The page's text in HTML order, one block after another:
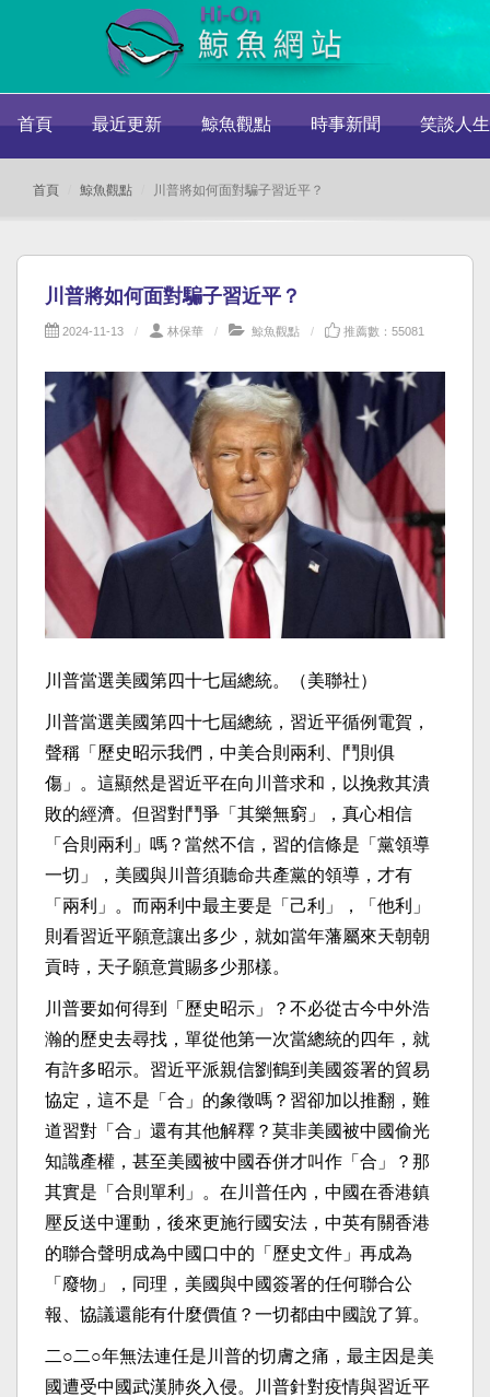
首頁 最近更新 鯨魚觀點 時事新聞 笑談人生
首頁 鯨魚觀點 川普將如何面對騙子習近平？
川普將如何面對騙子習近平？
2024-11-13 林保華 鯨魚觀點 推薦數：55081
川普當選美國第四十七屆總統。（美聯社）
川普當選美國第四十七屆總統，習近平循例電賀，
聲稱「歷史昭示我們，中美合則兩利、鬥則俱
傷」。這顯然是習近平在向川普求和，以挽救其潰
敗的經濟。但習對鬥爭「其樂無窮」，真心相信
「合則兩利」嗎？當然不信，習的信條是「黨領導
一切」，美國與川普須聽命共產黨的領導，才有
「兩利」。而兩利中最主要是「己利」，「他利」
則看習近平願意讓出多少，就如當年藩屬來天朝朝
貢時，天子願意賞賜多少那樣。
川普要如何得到「歷史昭示」？不必從古今中外浩
瀚的歷史去尋找，單從他第一次當總統的四年，就
有許多昭示。習近平派親信劉鶴到美國簽署的貿易
協定，這不是「合」的象徵嗎？習卻加以推翻，難
道習對「合」還有其他解釋？莫非美國被中國偷光
知識產權，甚至美國被中國吞併才叫作「合」？那
其實是「合則單利」。在川普任內，中國在香港鎮
壓反送中運動，後來更施行國安法，中英有關香港
的聯合聲明成為中國口中的「歷史文件」再成為
「廢物」，同理，美國與中國簽署的任何聯合公
報、協議還能有什麼價值？一切都由中國說了算。
二○二○年無法連任是川普的切膚之痛，最主因是美
國遭受中國武漢肺炎入侵。川普針對疫情與習近平